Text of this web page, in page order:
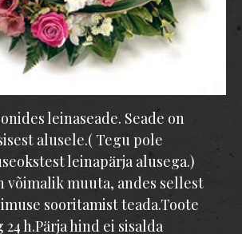
leinaseade. Seade on
alusele.( Tegu pole
leinapärja alusega.)
võimalik muuta, andes sellest
sooritamist teada.Toote
h.Pärja hind ei sisalda